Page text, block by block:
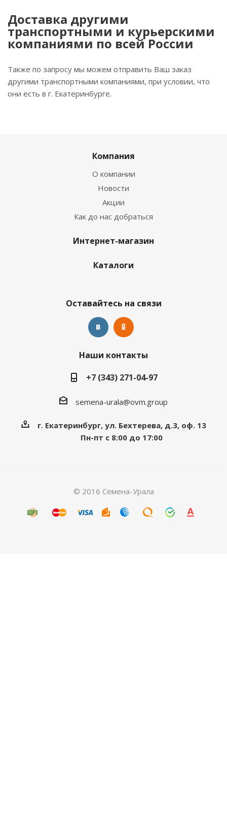
Доставка другими
транспортными и курьерскими
компаниями по всей России
Также по запросу мы можем отправить Ваш заказ
другими транспортными компаниями, при условии, что
они есть в г. Екатеринбурге.
Компания
О компании
Новости
Акции
Как до нас добраться
Интернет-магазин
Каталоги
Оставайтесь на связи
Наши контакты
+7 (343) 271-04-97
semena-urala@ovm.group
г. Екатеринбург, ул. Бехтерева, д.3, оф. 13
Пн-пт с 8:00 до 17:00
© 2016 Семена-Урала